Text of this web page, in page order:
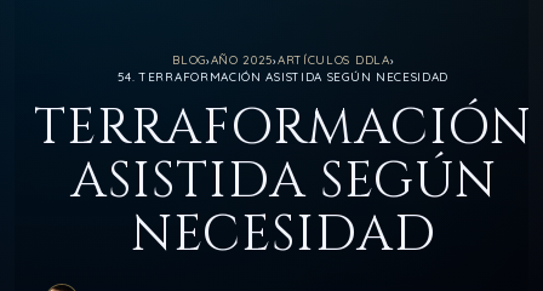
BLOG›AÑO 2025›ARTÍCULOS DDLA›
54. TERRAFORMACIÓN ASISTIDA SEGÚN NECESIDAD
TERRAFORMACIÓN
ASISTIDA SEGÚN
NECESIDAD